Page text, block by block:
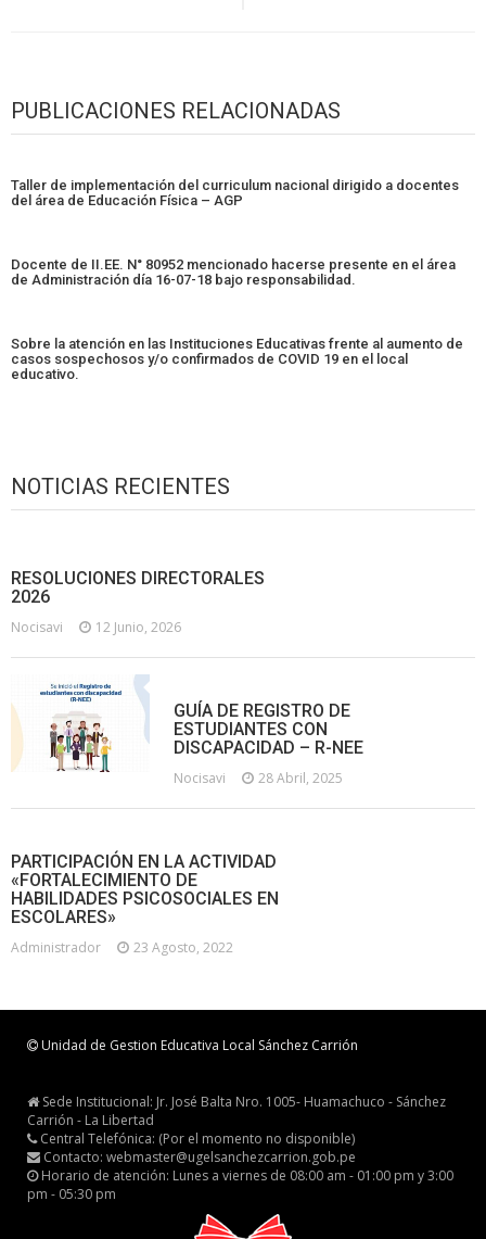
PUBLICACIONES RELACIONADAS
Taller de implementación del curriculum nacional dirigido a docentes
del área de Educación Física – AGP
Docente de II.EE. N° 80952 mencionado hacerse presente en el área
de Administración día 16-07-18 bajo responsabilidad.
Sobre la atención en las Instituciones Educativas frente al aumento de
casos sospechosos y/o confirmados de COVID 19 en el local
educativo.
NOTICIAS RECIENTES
RESOLUCIONES DIRECTORALES
2026
Nocisavi 12 Junio, 2026
GUÍA DE REGISTRO DE
ESTUDIANTES CON
DISCAPACIDAD – R-NEE
Nocisavi 28 Abril, 2025
PARTICIPACIÓN EN LA ACTIVIDAD
«FORTALECIMIENTO DE
HABILIDADES PSICOSOCIALES EN
ESCOLARES»
Administrador 23 Agosto, 2022
Unidad de Gestion Educativa Local Sánchez Carrión
Sede Institucional: Jr. José Balta Nro. 1005- Huamachuco - Sánchez
Carrión - La Libertad
Central Telefónica: (Por el momento no disponible)
Contacto: webmaster@ugelsanchezcarrion.gob.pe
Horario de atención: Lunes a viernes de 08:00 am - 01:00 pm y 3:00
pm - 05:30 pm